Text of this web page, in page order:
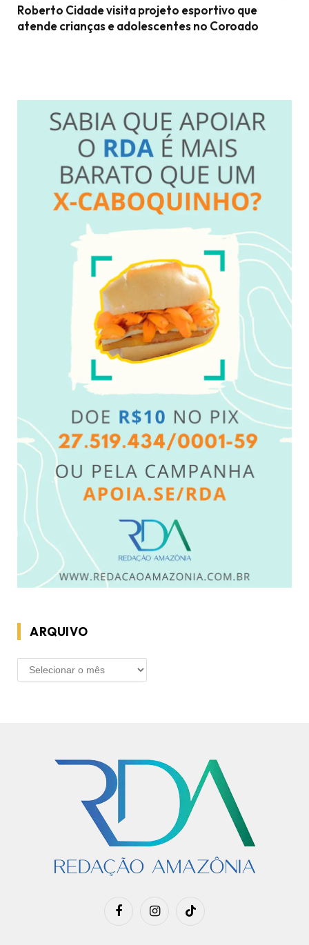
Roberto Cidade visita projeto esportivo que
atende crianças e adolescentes no Coroado
ARQUIVO
ARQUIVO
FacebookInstagramTikTok